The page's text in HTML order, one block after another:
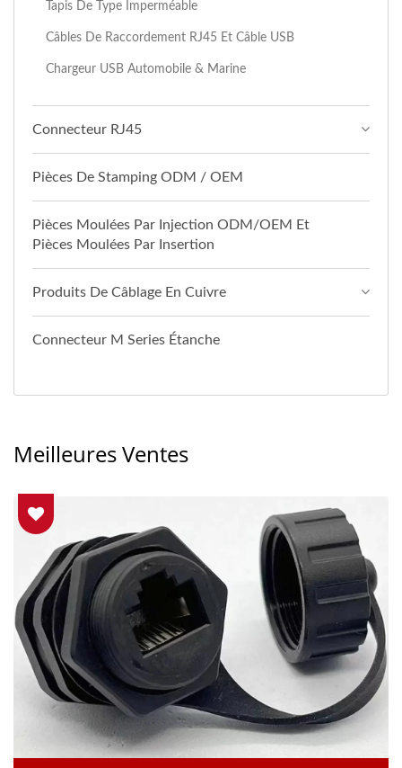
Tapis De Type Imperméable
Câbles De Raccordement RJ45 Et Câble USB
Chargeur USB Automobile & Marine
Connecteur RJ45
Pièces De Stamping ODM / OEM
Pièces Moulées Par Injection ODM/OEM Et
Pièces Moulées Par Insertion
Produits De Câblage En Cuivre
Connecteur M Series Étanche
Meilleures Ventes